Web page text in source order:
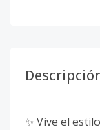
✨ Vive el